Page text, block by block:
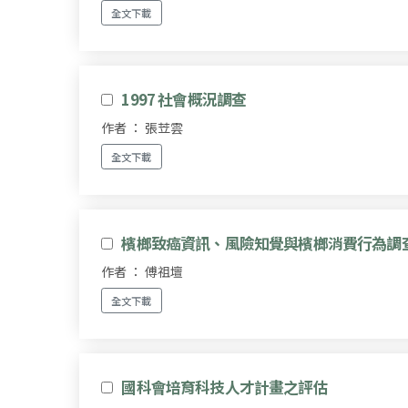
全文下載
1997 社會概況調查
作者 ： 張苙雲
全文下載
檳榔致癌資訊、風險知覺與檳榔消費行為調
作者 ： 傅祖壇
全文下載
國科會培育科技人才計畫之評估